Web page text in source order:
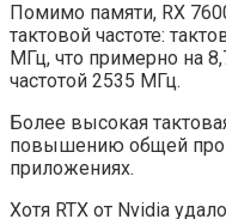
Помимо памяти, RX
тактовой частоте:
МГц, что примерно на
частотой 2535 МГц.
Более высокая
повышению общей
приложениях.
Хотя RTX от Nvidia